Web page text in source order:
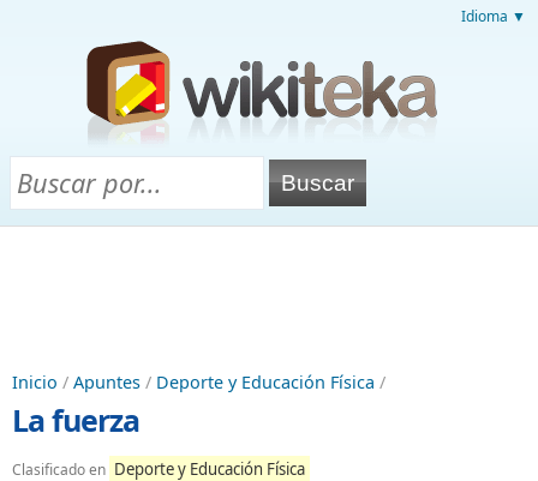
Idioma ▼
Inicio / Apuntes / Deporte y Educación Física /
La fuerza
Clasificado en Deporte y Educación Física